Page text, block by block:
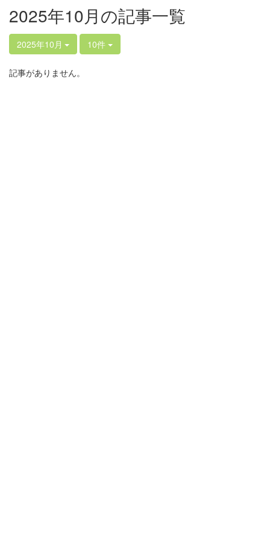
2025年10月の記事一覧
2025年10月 10件
記事がありません。